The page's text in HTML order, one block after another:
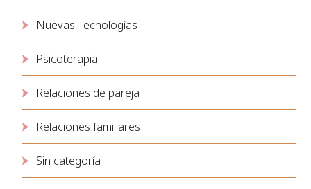
Nuevas Tecnologías
Psicoterapia
Relaciones de pareja
Relaciones familiares
Sin categoría